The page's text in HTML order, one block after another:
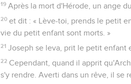
19 Après la mort d'Hérode, un ange
20 et dit : « Lève-toi, prends le petit
vie du petit enfant sont morts. »
21 Joseph se leva, prit le petit enfant
22 Cependant, quand il apprit
s'y rendre. Averti dans un rêve, il se